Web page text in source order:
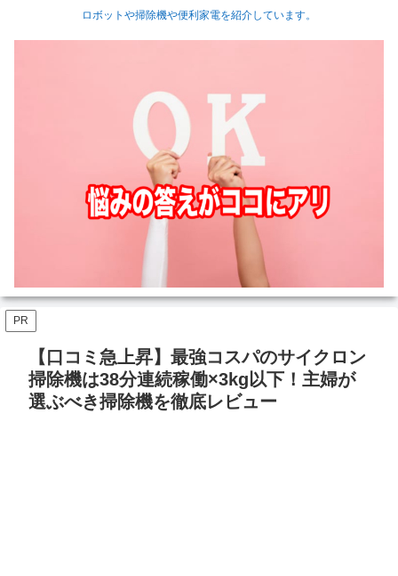
ロボットや掃除機や便利家電を紹介しています。
PR
【口コミ急上昇】最強コスパのサイクロン
掃除機は38分連続稼働×3kg以下！主婦が
選ぶべき掃除機を徹底レビュー